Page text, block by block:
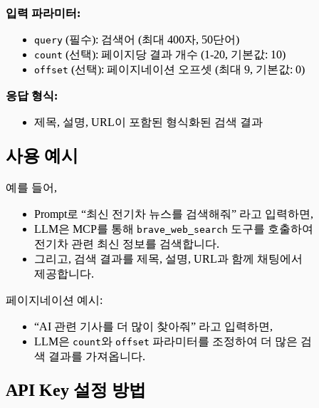
입력 파라미터:
query (필수): 검색어 (최대 400자, 50단어)
count (선택): 페이지당 결과 개수 (1-20, 기본값: 10)
offset (선택): 페이지네이션 오프셋 (최대 9, 기본값: 0)
응답 형식:
제목, 설명, URL이 포함된 형식화된 검색 결과
사용 예시
예를 들어,
Prompt로 “최신 전기차 뉴스를 검색해줘” 라고 입력하면,
LLM은 MCP를 통해 brave_web_search 도구를 호출하여
전기차 관련 최신 정보를 검색합니다.
그리고, 검색 결과를 제목, 설명, URL과 함께 채팅에서
제공합니다.
페이지네이션 예시:
“AI 관련 기사를 더 많이 찾아줘” 라고 입력하면,
LLM은 count와 offset 파라미터를 조정하여 더 많은 검
색 결과를 가져옵니다.
API Key 설정 방법